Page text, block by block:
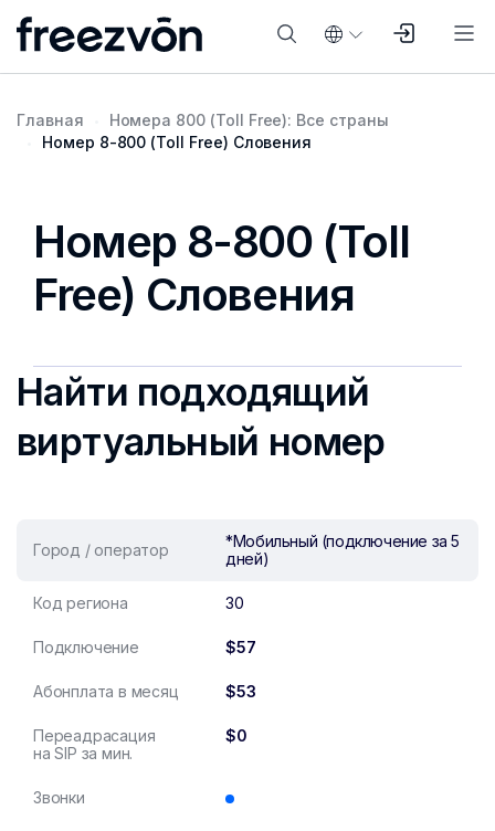
Главная
Номера 800 (Toll Free): Все страны
Номер 8-800 (Toll Free) Словения
Номер 8-800 (Toll
Free) Словения
Найти подходящий
виртуальный номер
Город / оператор
*Мобильный (подключение за 5
дней)
Код региона 30
Подключение $57
Абонплата в месяц $53
Переадрасация
на SIP за мин.
$0
Звонки